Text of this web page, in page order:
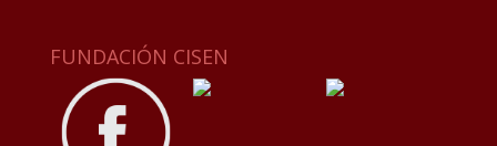
FUNDACIÓN CISEN